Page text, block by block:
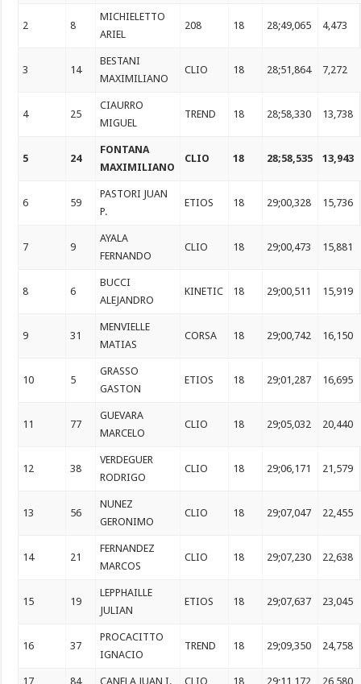
2 8
MICHIELETTO
ARIEL
208 18 28;49,065 4,473
3 14
BESTANI
MAXIMILIANO
CLIO 18 28;51,864 7,272
4 25
CIAURRO
MIGUEL
TREND 18 28;58,330 13,738
5 24
FONTANA
MAXIMILIANO
CLIO 18 28;58,535 13,943
6 59
PASTORI JUAN
P.
ETIOS 18 29;00,328 15,736
7 9
AYALA
FERNANDO
CLIO 18 29;00,473 15,881
8 6
BUCCI
ALEJANDRO
KINETIC 18 29;00,511 15,919
9 31
MENVIELLE
MATIAS
CORSA 18 29;00,742 16,150
10 5
GRASSO
GASTON
ETIOS 18 29;01,287 16,695
11 77
GUEVARA
MARCELO
CLIO 18 29;05,032 20,440
12 38
VERDEGUER
RODRIGO
CLIO 18 29;06,171 21,579
13 56
NUNEZ
GERONIMO
CLIO 18 29;07,047 22,455
14 21
FERNANDEZ
MARCOS
CLIO 18 29;07,230 22,638
15 19
LEPPHAILLE
JULIAN
ETIOS 18 29;07,637 23,045
16 37
PROCACITTO
IGNACIO
TREND 18 29;09,350 24,758
17 84 CANELA JUAN I. CLIO 18 29;11,172 26,580